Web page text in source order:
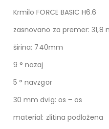
Krmilo FORCE BASIC H6.6
zasnovano za premer:
širina: 740mm
9 ° nazaj
5 ° navzgor
30 mm dvig: os – os
material: zlitina podložena